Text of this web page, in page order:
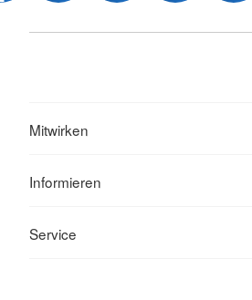
Mitwirken
Informieren
Service